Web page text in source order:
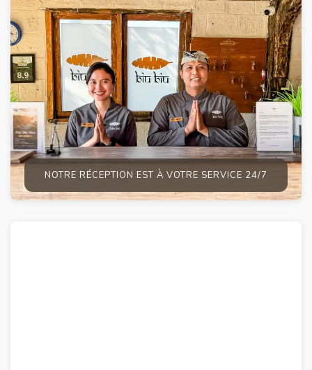
NOTRE RÉCEPTION EST À VOTRE SERVICE 24/7